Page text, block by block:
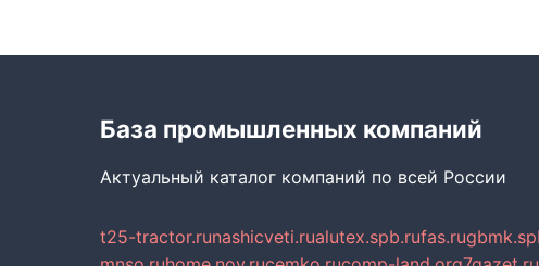
База промышленных компаний
Актуальный каталог компаний по всей России
t25-tractor.runashicveti.rualutex.spb.rufas.ru